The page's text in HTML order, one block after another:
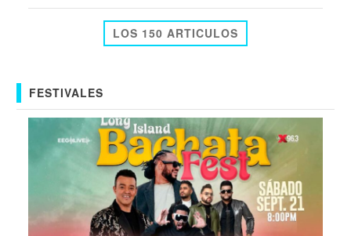
LOS 150 ARTICULOS
FESTIVALES